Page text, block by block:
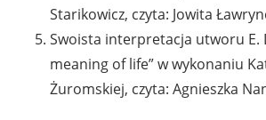
Starikowicz, czyta: Jowita
Swoista interpretacja utworu E.
meaning of life” w wykonaniu
Żuromskiej, czyta: Agnieszka